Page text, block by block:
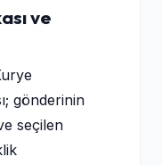
ve
gönderinin
seçilen